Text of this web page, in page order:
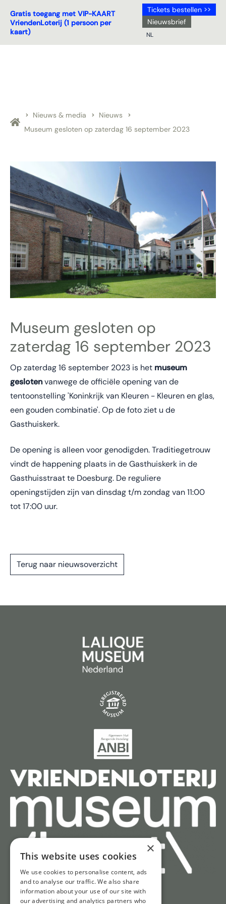
Gratis toegang met VIP-KAART
VriendenLoterij (1 persoon per
kaart)
Tickets bestellen >>
Nieuwsbrief
NL
Nieuws & media
Nieuws
Museum gesloten op zaterdag 16 september 2023
Museum gesloten op
zaterdag 16 september 2023
Op zaterdag 16 september 2023 is het museum
geslotenvanwege de officiële opening van de
tentoonstelling 'Koninkrijk van Kleuren - Kleuren en glas,
een gouden combinatie'. Op de foto ziet u de
Gasthuiskerk.
De opening is alleen voor genodigden. Traditiegetrouw
vindt de happening plaats in de Gasthuiskerk in de
Gasthuisstraat te Doesburg. De reguliere
openingstijden zijn van dinsdag t/m zondag van 11:00
tot 17:00 uur.
Terug naar nieuwsoverzicht
Snel naar
×
This website uses cookies
We use cookies to personalise content, ads
and to analyse our traffic. We also share
information about your use of our site with
our advertising and analytics partners who